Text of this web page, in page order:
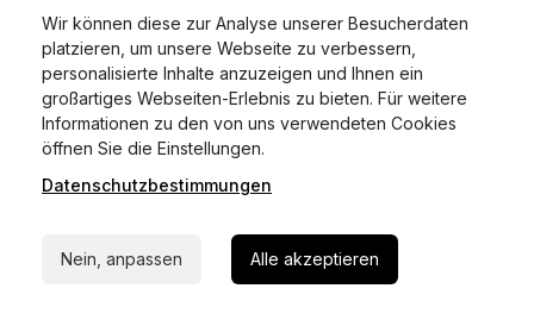
Wir können diese zur Analyse unserer Besucherdaten
platzieren, um unsere Webseite zu verbessern,
personalisierte Inhalte anzuzeigen und Ihnen ein
großartiges Webseiten-Erlebnis zu bieten. Für weitere
Informationen zu den von uns verwendeten Cookies
öffnen Sie die Einstellungen.
Datenschutzbestimmungen
Nein, anpassen Alle akzeptieren
Dokumentprüfung und Bezahlung.
Zeitersparnis, flexible Durchführung, kein Besuch der
Behörde notwendig.
Welche Unterlagen werden benötigt?
Fahrzeugbrief, Fahrzeugschein, Ausweis oder Reisepass,
Versicherungsnachweis, falls erforderlich TÜV-Bericht.
Wie sicher ist das Verfahren?
Kann ich mein Fahrzeug online ummelden oder
abmelden?